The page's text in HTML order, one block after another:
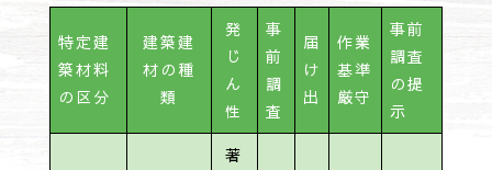
特定建
築材料
の区分
建築建
材の種
類
発
じ
ん
性
事
前
調
査
届
け
出
作業
基準
厳守
事前
調査
の提
示
著